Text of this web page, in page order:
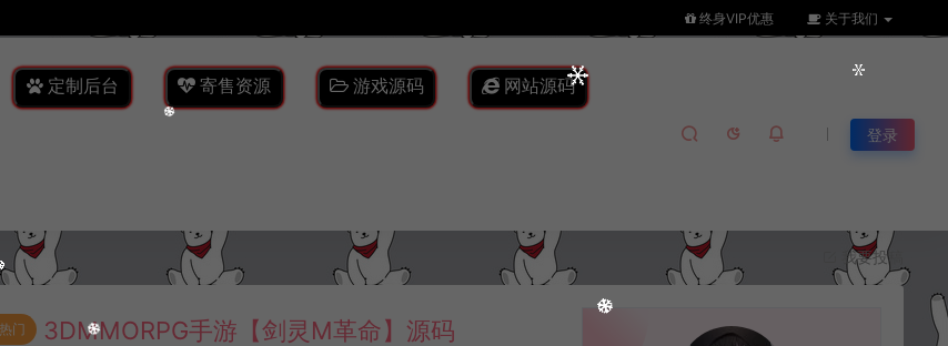
终身VIP优惠 关于我们
定制后台 寄售资源 游戏源码 网站源码
登录
我要投稿
热门 3DMMORPG手游【剑灵M革命】源码